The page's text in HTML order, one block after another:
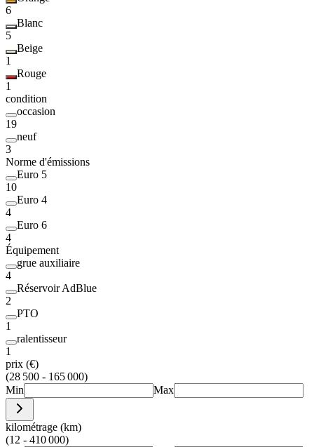
6
Blanc
5
Beige
1
Rouge
1
condition
occasion
19
neuf
3
Norme d'émissions
Euro 5
10
Euro 4
4
Euro 6
4
Équipement
grue auxiliaire
4
Réservoir AdBlue
2
PTO
1
ralentisseur
1
prix (€)
(28 500 - 165 000)
Min
Max
kilométrage (km)
(12 - 410 000)